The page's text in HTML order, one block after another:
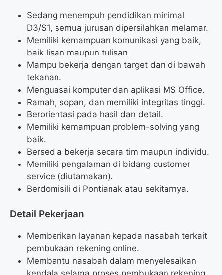
Sedang menempuh pendidikan minimal
D3/S1, semua jurusan dipersilahkan melamar.
Memiliki kemampuan komunikasi yang baik,
baik lisan maupun tulisan.
Mampu bekerja dengan target dan di bawah
tekanan.
Menguasai komputer dan aplikasi MS Office.
Ramah, sopan, dan memiliki integritas tinggi.
Berorientasi pada hasil dan detail.
Memiliki kemampuan problem-solving yang
baik.
Bersedia bekerja secara tim maupun individu.
Memiliki pengalaman di bidang customer
service (diutamakan).
Berdomisili di Pontianak atau sekitarnya.
Detail Pekerjaan
Memberikan layanan kepada nasabah terkait
pembukaan rekening online.
Membantu nasabah dalam menyelesaikan
kendala selama proses pembukaan rekening.